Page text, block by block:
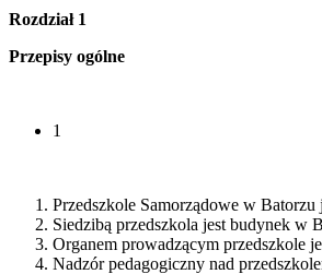
Rozdział 1
Przepisy ogólne
1
Przedszkole Samorządowe w
Siedzibą przedszkola jest budynek w
Organem prowadzącym przedszkole
Nadzór pedagogiczny nad